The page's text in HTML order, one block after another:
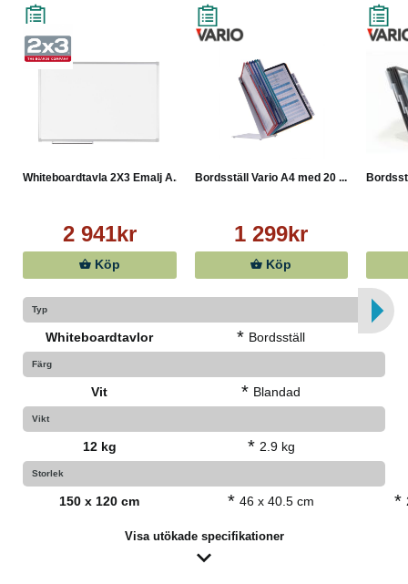
Whiteboardtavla 2X3 Emalj A...
2 941kr
Köp
Bordsställ Vario A4 med 20 ...
1 299kr
Köp
Typ
Whiteboardtavlor * Bordsställ
Färg
Vit * Blandad
Vikt
12 kg * 2.9 kg
Storlek
150 x 120 cm * 46 x 40.5 cm *
Visa utökade specifikationer